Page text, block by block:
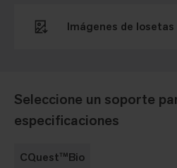
Seleccione un soporte
especificaciones
CQuest™Bio
Imágenes de